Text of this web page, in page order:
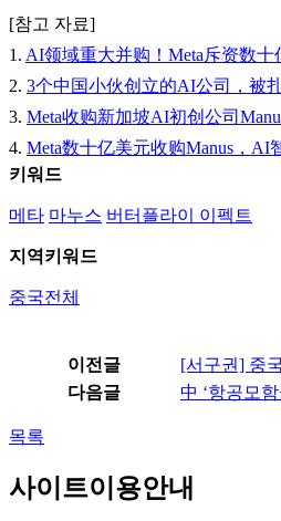
[참고 자료]
1. AI领域重大并购！Meta斥资数十
2. 3个中国小伙创立的AI公司，被
3. Meta收购新加坡AI初创公司
4. Meta数十亿美元收购Manus，AI
키워드
메타 마누스 버터플라이 이펙트
지역키워드
중국전체
이전글
[서구권] 중
다음글
中 ‘항공모
목록
사이트이용안내